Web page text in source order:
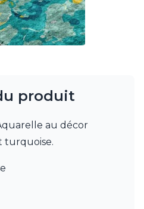
produit
au décor
turquoise.